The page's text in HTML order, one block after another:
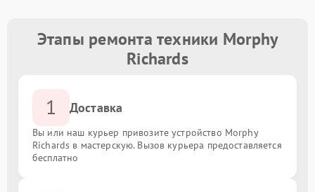
Этапы ремонта техники Morphy
Richards
1 Доставка
Вы или наш курьер привозите устройство Morphy
Richards в мастерскую. Вызов курьера предоставляется
бесплатно